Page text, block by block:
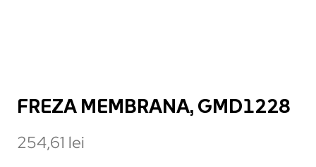
FREZA MEMBRANA, GMD1228
254,61 lei